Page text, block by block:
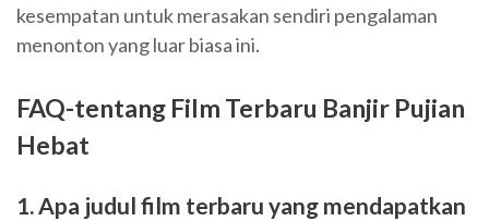
kesempatan untuk merasakan sendiri pengalaman
menonton yang luar biasa ini.
FAQ-tentang Film Terbaru Banjir Pujian
Hebat
1. Apa judul film terbaru yang mendapatkan